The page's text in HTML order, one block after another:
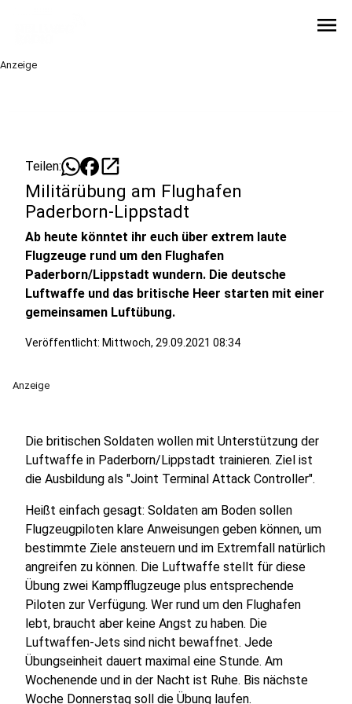
menu
Anzeige
Teilen: open_in_new
Militärübung am Flughafen
Paderborn-Lippstadt
Ab heute könntet ihr euch über extrem laute
Flugzeuge rund um den Flughafen
Paderborn/Lippstadt wundern. Die deutsche
Luftwaffe und das britische Heer starten mit einer
gemeinsamen Luftübung.
Veröffentlicht: Mittwoch, 29.09.2021 08:34
Anzeige
Die britischen Soldaten wollen mit Unterstützung der
Luftwaffe in Paderborn/Lippstadt trainieren. Ziel ist
die Ausbildung als "Joint Terminal Attack Controller".
Heißt einfach gesagt: Soldaten am Boden sollen
Flugzeugpiloten klare Anweisungen geben können, um
bestimmte Ziele ansteuern und im Extremfall natürlich
angreifen zu können. Die Luftwaffe stellt für diese
Übung zwei Kampfflugzeuge plus entsprechende
Piloten zur Verfügung. Wer rund um den Flughafen
lebt, braucht aber keine Angst zu haben. Die
Luftwaffen-Jets sind nicht bewaffnet. Jede
Übungseinheit dauert maximal eine Stunde. Am
Wochenende und in der Nacht ist Ruhe. Bis nächste
Woche Donnerstag soll die Übung laufen.